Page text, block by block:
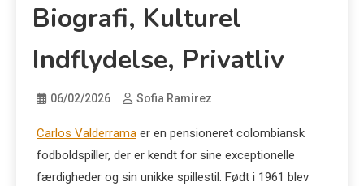
Biografi, Kulturel
Indflydelse, Privatliv
06/02/2026 Sofia Ramirez
Carlos Valderrama er en pensioneret colombiansk
fodboldspiller, der er kendt for sine exceptionelle
færdigheder og sin unikke spillestil. Født i 1961 blev